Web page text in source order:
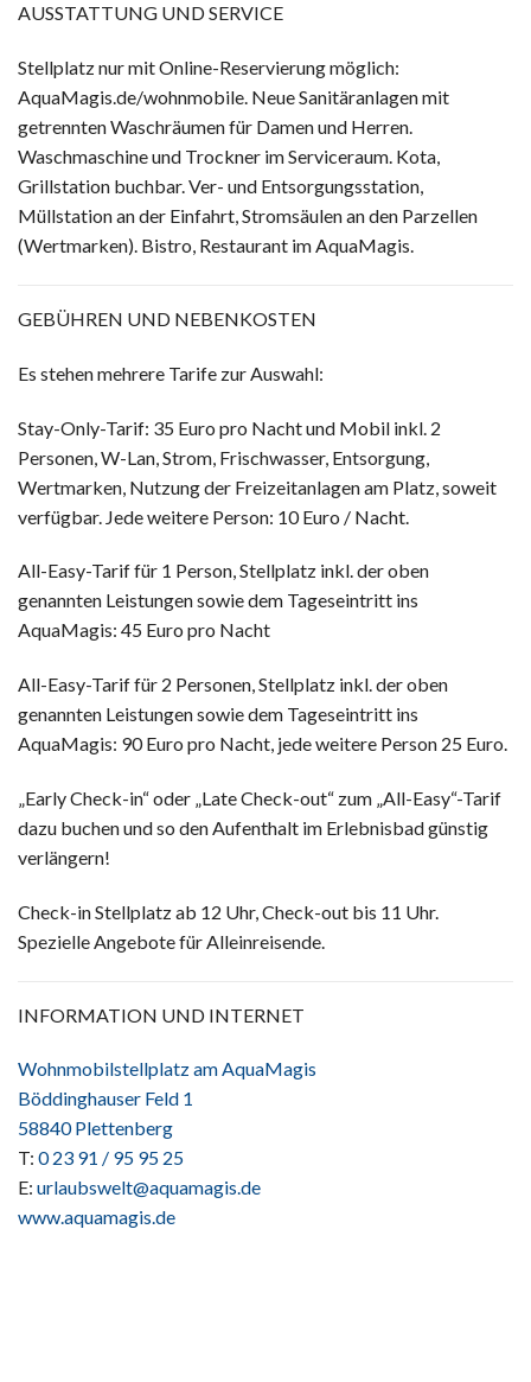
AUSSTATTUNG UND SERVICE
Stellplatz nur mit Online-Reservierung möglich:
AquaMagis.de/wohnmobile. Neue Sanitäranlagen mit
getrennten Waschräumen für Damen und Herren.
Waschmaschine und Trockner im Serviceraum. Kota,
Grillstation buchbar. Ver- und Entsorgungsstation,
Müllstation an der Einfahrt, Stromsäulen an den Parzellen
(Wertmarken). Bistro, Restaurant im AquaMagis.
GEBÜHREN UND NEBENKOSTEN
Es stehen mehrere Tarife zur Auswahl:
Stay-Only-Tarif: 35 Euro pro Nacht und Mobil inkl. 2
Personen, W-Lan, Strom, Frischwasser, Entsorgung,
Wertmarken, Nutzung der Freizeitanlagen am Platz, soweit
verfügbar. Jede weitere Person: 10 Euro / Nacht.
All-Easy-Tarif für 1 Person, Stellplatz inkl. der oben
genannten Leistungen sowie dem Tageseintritt ins
AquaMagis: 45 Euro pro Nacht
All-Easy-Tarif für 2 Personen, Stellplatz inkl. der oben
genannten Leistungen sowie dem Tageseintritt ins
AquaMagis: 90 Euro pro Nacht, jede weitere Person 25 Euro.
„Early Check-in“ oder „Late Check-out“ zum „All-Easy“-Tarif
dazu buchen und so den Aufenthalt im Erlebnisbad günstig
verlängern!
Check-in Stellplatz ab 12 Uhr, Check-out bis 11 Uhr.
Spezielle Angebote für Alleinreisende.
INFORMATION UND INTERNET
Wohnmobilstellplatz am AquaMagis
Böddinghauser Feld 1
58840 Plettenberg
T: 0 23 91 / 95 95 25
E: urlaubswelt@aquamagis.de
www.aquamagis.de